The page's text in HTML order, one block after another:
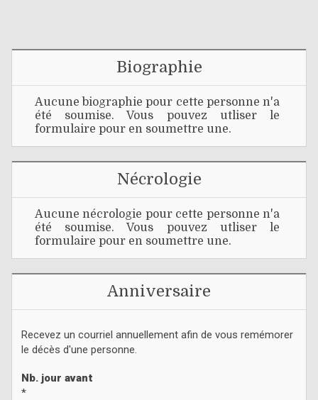
Biographie
Aucune biographie pour cette personne n'a
été soumise. Vous pouvez utliser le
formulaire pour en soumettre une.
Nécrologie
Aucune nécrologie pour cette personne n'a
été soumise. Vous pouvez utliser le
formulaire pour en soumettre une.
Anniversaire
Recevez un courriel annuellement afin de vous remémorer
le décès d'une personne.
Nb. jour avant
*